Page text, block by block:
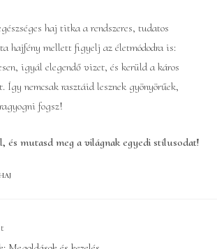
haj titka a rendszeres, tudatos
hajfény mellett figyelj az életmódodra is:
igyál elegendő vizet, és kerüld a káros
Így nemcsak rasztáid lesznek gyönyörűek,
fogsz!
és mutasd meg a világnak egyedi stílusodat!